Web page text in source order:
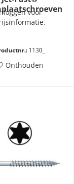
voldraad
voor
1130_
Onthouden